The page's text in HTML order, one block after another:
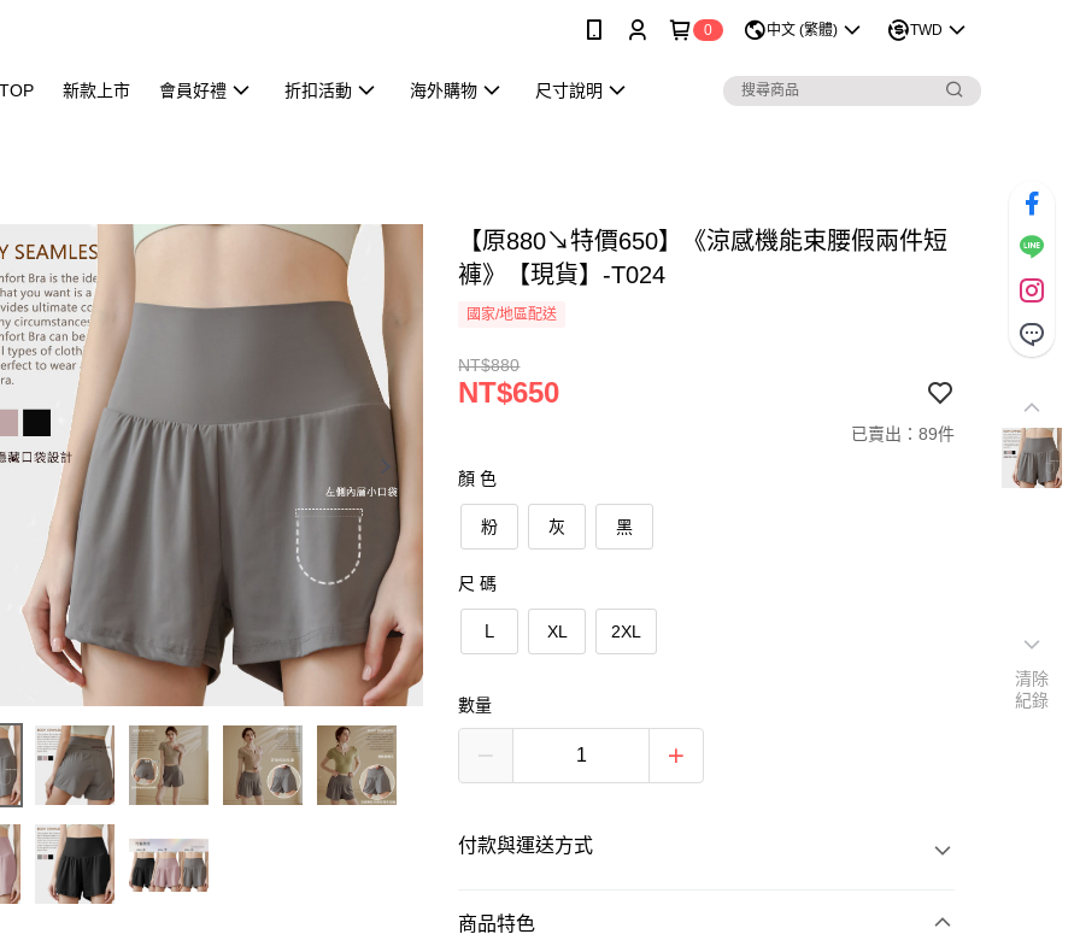
0 中文 (繁體) TWD
新款上市 會員好禮 折扣活動 海外購物 尺寸說明
【原880↘特價650】《涼感機能束腰假兩件短
褲》【現貨】-T024
國家/地區配送
NT$880
NT$650
已賣出：89件
顏 色
粉 灰 黑
尺 碼
XL 2XL
數量
付款與運送方式
付款方式
商品特色
清除
紀錄